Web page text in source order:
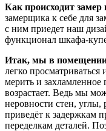
Как происходит
замерщика к себе для
с ним приедет наш
функционал шкафа-
Итак, мы в
легко
мерить и
возрастает. Ведь мы
неровности стен, углы,
приведёт к задержкам
переделкам деталей.